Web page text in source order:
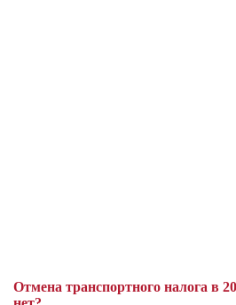
Отмена транспортного налога в